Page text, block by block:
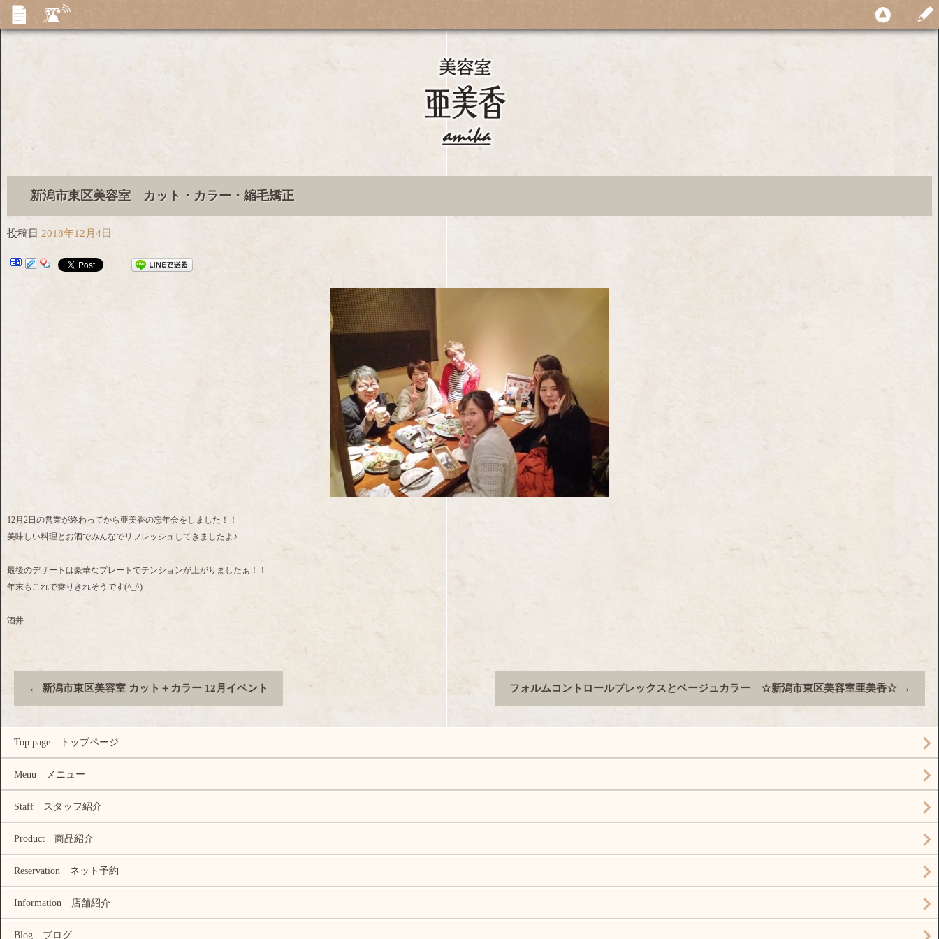
新潟市東区美容室 カット・カラー・縮毛矯正
投稿日 2018年12月4日
12月2日の営業が終わってから亜美香の忘年会をしました！！
美味しい料理とお酒でみんなでリフレッシュしてきましたよ♪
最後のデザートは豪華なプレートでテンションが上がりましたぁ！！
年末もこれで乗りきれそうです(^_^)
酒井
← 新潟市東区美容室 カット＋カラー 12月イベント フォルムコントロールプレックスとベージュカラー ☆新潟市東区美容室亜美香☆ →
Top page トップページ
Menu メニュー
Staff スタッフ紹介
Product 商品紹介
Reservation ネット予約
Information 店舗紹介
Blog ブログ